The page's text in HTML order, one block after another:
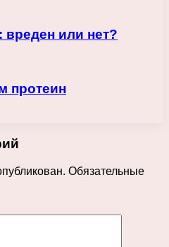
или нет?
протеин
Обязательные